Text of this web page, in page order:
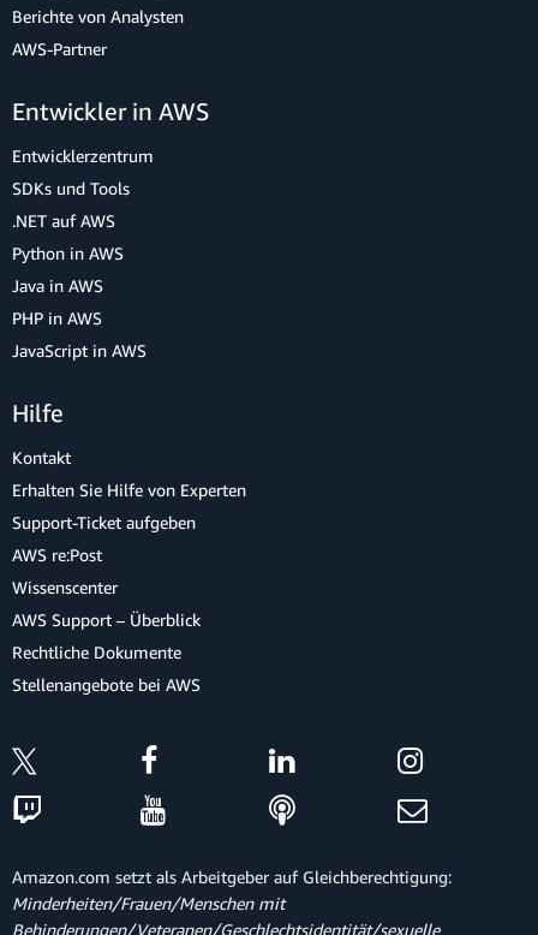
Berichte von Analysten
AWS-Partner
Entwickler in AWS
Entwicklerzentrum
SDKs und Tools
.NET auf AWS
Python in AWS
Java in AWS
PHP in AWS
JavaScript in AWS
Hilfe
Kontakt
Erhalten Sie Hilfe von Experten
Support-Ticket aufgeben
AWS re:Post
Wissenscenter
AWS Support – Überblick
Rechtliche Dokumente
Stellenangebote bei AWS
Amazon.com setzt als Arbeitgeber auf Gleichberechtigung:
Minderheiten/Frauen/Menschen mit
Behinderungen/Veteranen/Geschlechtsidentität/sexuelle